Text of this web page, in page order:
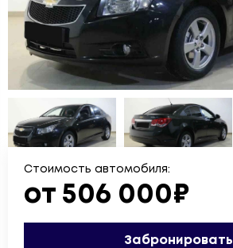
Стоимость автомобиля:
от 506 000₽
Забронировать